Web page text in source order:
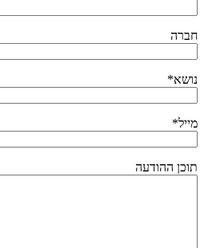
חברה
נושא*
מייל*
תוכן ההודעה